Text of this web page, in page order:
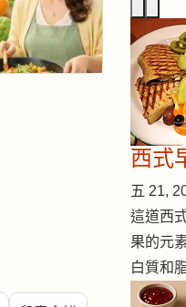
西式
五 21,
這道西
果的元
白質和